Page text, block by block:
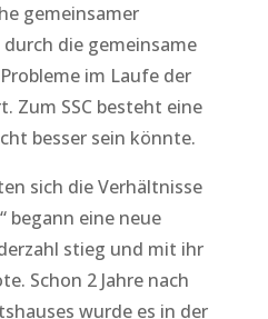
gemeinsamer
die gemeinsame
im Laufe der
Zum SSC besteht eine
besser sein könnte.
sich die Verhältnisse
begann eine neue
stieg und mit ihr
Schon 2 Jahre nach
wurde es in der